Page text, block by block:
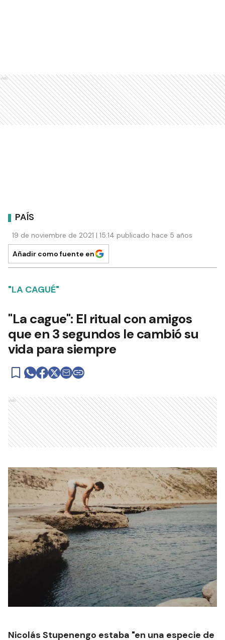
Ads
PAÍS
19 de noviembre de 2021 | 15:14 publicado hace 5 años
Añadir como fuente en
"LA CAGUÉ"
"La cague": El ritual con amigos
que en 3 segundos le cambió su
vida para siempre
Ads
Nicolás Stupenengo estaba "en una especie de